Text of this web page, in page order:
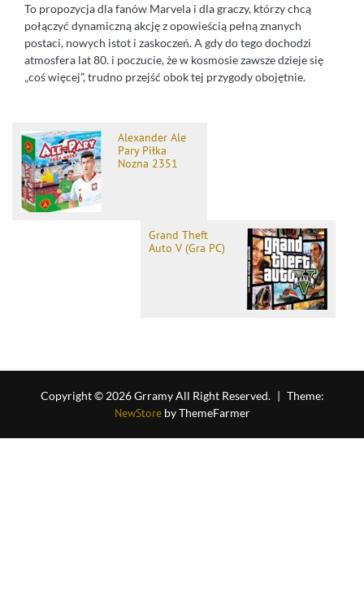
To propozycja dla fanów Marvela i dla graczy, którzy chcą
połączyć dynamiczną akcję z opowieścią pełną znanych
postaci, nowych istot i zaskoczeń. A gdy do tego dochodzi
atmosfera lat 80. i poczucie, że w kosmosie zawsze dzieje się
„coś więcej”, trudno przejść obok tej przygody obojętnie.
Alexander Ale
Pary Piłka
Nozna 2351
Grand Theft
Auto V (Gra PC)
Copyright © 2026 Grramy All Right Reserved. | Theme:
NewStoreby ThemeFarmer